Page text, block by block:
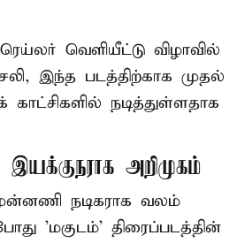
வெளியீட்டு விழாவில்
இந்த படத்திற்காக முதல்
நடித்துள்ளதாக
இயக்குநராக அறிமுகம்
நடிகராக வலம்
'மகுடம்' திரைப்படத்தின்